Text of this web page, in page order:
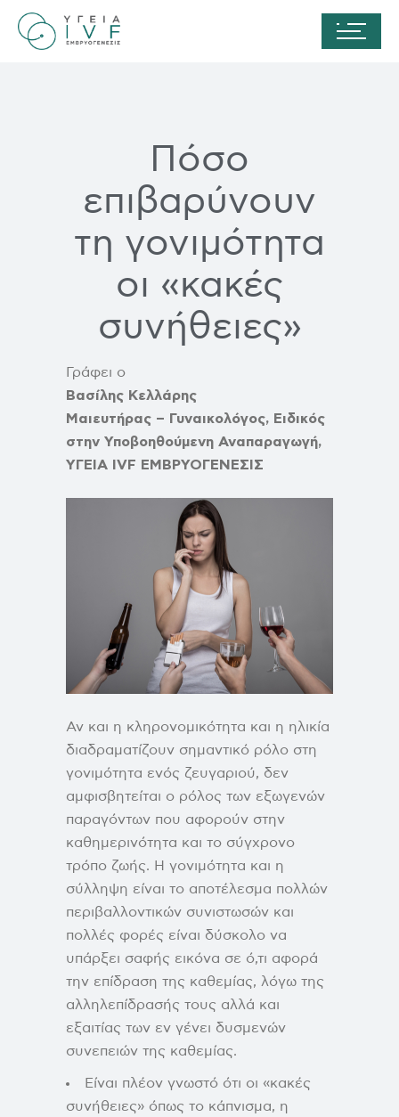
Πόσο
επιβαρύνουν
τη γονιμότητα
οι «κακές
συνήθειες»
Γράφει ο
Βασίλης Κελλάρης
Μαιευτήρας – Γυναικολόγος, Ειδικός
στην Υποβοηθούμενη Αναπαραγωγή,
ΥΓΕΙΑ
IVF ΕΜΒΡΥΟΓΕΝΕΣΙΣ
Αν και η κληρονομικότητα και η ηλικία
διαδραματίζουν σημαντικό ρόλο στη
γονιμότητα ενός ζευγαριού, δεν
αμφισβητείται ο ρόλος των εξωγενών
παραγόντων που αφορούν στην
καθημερινότητα και το σύγχρονο
τρόπο ζωής. Η γονιμότητα και η
σύλληψη είναι το αποτέλεσμα πολλών
περιβαλλοντικών συνιστωσών και
πολλές φορές είναι δύσκολο να
υπάρξει σαφής εικόνα σε ό,τι αφορά
την επίδραση της καθεμίας, λόγω της
αλληλεπίδρασής τους αλλά και
εξαιτίας των εν γένει δυσμενών
συνεπειών της καθεμίας.
Είναι πλέον γνωστό ότι οι «κακές
συνήθειες» όπως το κάπνισμα, η